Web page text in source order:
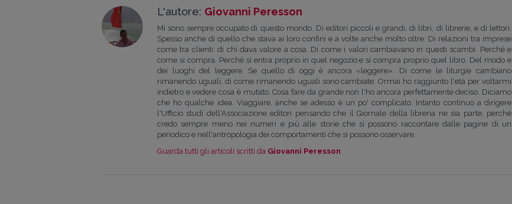
L'autore: Giovanni Peresson
Mi sono sempre occupato di questo mondo. Di editori piccoli e grandi, di libri, di librerie, e di lettori.
Spesso anche di quello che stava ai loro confini e a volte anche molto oltre. Di relazioni tra imprese
come tra clienti: di chi dava valore a cosa. Di come i valori cambiavano in questi scambi. Perché e
come si compra. Perché si entra proprio in quel negozio e si compra proprio quel libro. Del modo e
dei luoghi del leggere. Se quello di oggi è ancora «leggere». Di come le liturgie cambiano
rimanendo uguali, di come rimanendo uguali sono cambiate. Ormai ho raggiunto l'età per voltarmi
indietro e vedere cosa è mutato. Cosa fare da grande non l'ho ancora perfettamente deciso. Diciamo
che ho qualche idea. Viaggiare, anche se adesso è un po' complicato. Intanto continuo a dirigere
l'Ufficio studi dell'Associazione editori pensando che il Giornale della libreria ne sia parte, perché
credo sempre meno nei numeri e più alle storie che si possono raccontare dalle pagine di un
periodico e nell'antropologia dei comportamenti che si possono osservare.
Guarda tutti gli articoli scritti da Giovanni Peresson